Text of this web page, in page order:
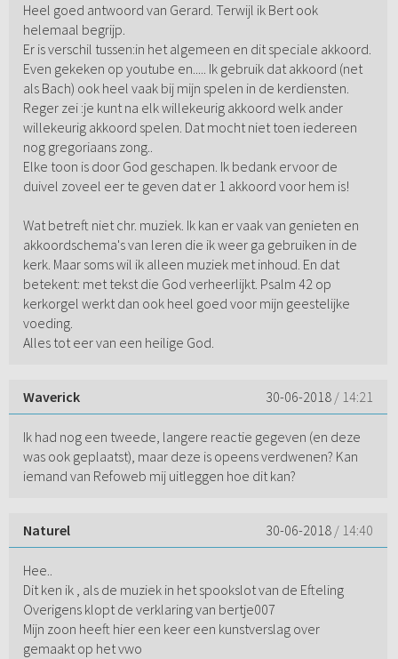
Heel goed antwoord van Gerard. Terwijl ik Bert ook
helemaal begrijp.
Er is verschil tussen:in het algemeen en dit speciale akkoord.
Even gekeken op youtube en..... Ik gebruik dat akkoord (net
als Bach) ook heel vaak bij mijn spelen in de kerdiensten.
Reger zei :je kunt na elk willekeurig akkoord welk ander
willekeurig akkoord spelen. Dat mocht niet toen iedereen
nog gregoriaans zong..
Elke toon is door God geschapen. Ik bedank ervoor de
duivel zoveel eer te geven dat er 1 akkoord voor hem is!
Wat betreft niet chr. muziek. Ik kan er vaak van genieten en
akkoordschema's van leren die ik weer ga gebruiken in de
kerk. Maar soms wil ik alleen muziek met inhoud. En dat
betekent: met tekst die God verheerlijkt. Psalm 42 op
kerkorgel werkt dan ook heel goed voor mijn geestelijke
voeding.
Alles tot eer van een heilige God.
Waverick 30-06-2018 / 14:21
Ik had nog een tweede, langere reactie gegeven (en deze
was ook geplaatst), maar deze is opeens verdwenen? Kan
iemand van Refoweb mij uitleggen hoe dit kan?
Naturel 30-06-2018 / 14:40
Hee..
Dit ken ik , als de muziek in het spookslot van de Efteling
Overigens klopt de verklaring van bertje007
Mijn zoon heeft hier een keer een kunstverslag over
gemaakt op het vwo